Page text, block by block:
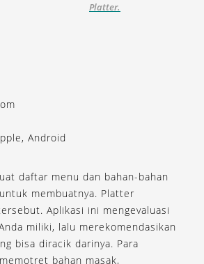
Platter.
Android
daftar menu dan bahan-bahan
membuatnya. Platter
Aplikasi ini mengevaluasi
miliki, lalu merekomendasikan
bisa diracik darinya. Para
bahan masak,